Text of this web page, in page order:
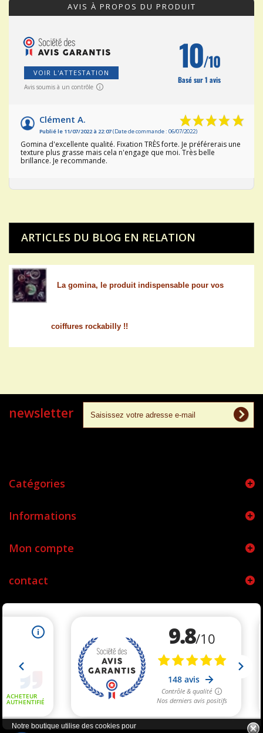
Notre boutique utilise des cookies pour
AVIS À PROPOS DU PRODUIT
VOIR L'ATTESTATION
Avis soumis à un contrôle
10/10
Basé sur 1 avis
Clément A.
Publié le 11/07/2022 à 22:07(Date de commande : 06/07/2022)
Gomina d'excellente qualité. Fixation TRÈS forte. Je préférerais une
texture plus grasse mais cela n'engage que moi. Très belle
brillance. Je recommande.
ARTICLES DU BLOG EN RELATION
La gomina, le produit indispensable pour vos
coiffures rockabilly !!
newsletter
Catégories
Informations
Mon compte
contact